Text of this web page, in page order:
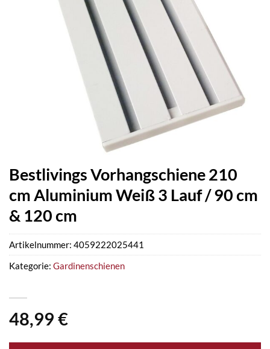
Bestlivings Vorhangschiene 210
cm Aluminium Weiß 3 Lauf / 90 cm
& 120 cm
48,99 €
Artikelnummer: 4059222025441
Kategorie: Gardinenschienen